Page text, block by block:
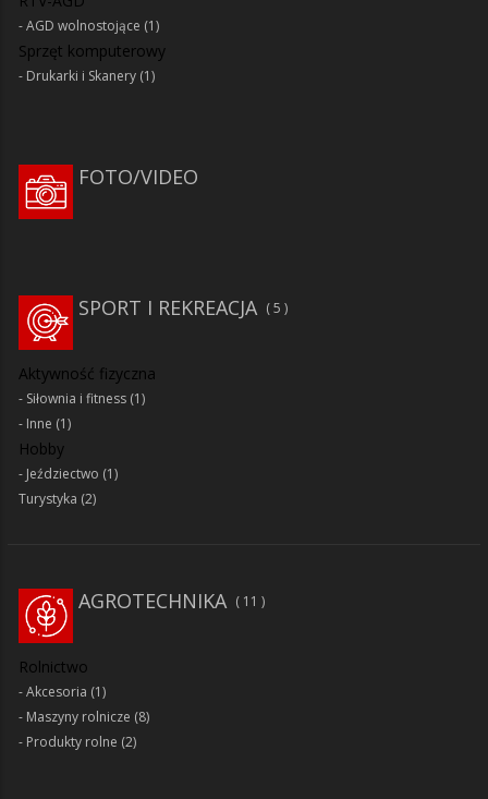
AGD wolnostojące (1)
Sprzęt komputerowy
Drukarki i Skanery (1)
FOTO/VIDEO
SPORT I REKREACJA 5
Aktywność fizyczna
Siłownia i fitness (1)
Inne (1)
Hobby
Jeździectwo (1)
Turystyka (2)
AGROTECHNIKA 11
Rolnictwo
Akcesoria (1)
Maszyny rolnicze (8)
Produkty rolne (2)